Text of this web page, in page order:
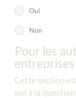
Oui
Non
Pour les
entreprises
Cette section
oui à la